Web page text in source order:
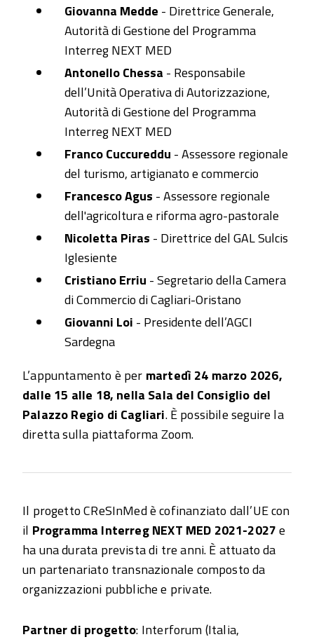
Giovanna Medde - Direttrice Generale,
Autorità di Gestione del Programma
Interreg NEXT MED
Antonello Chessa - Responsabile
dell’Unità Operativa di Autorizzazione,
Autorità di Gestione del Programma
Interreg NEXT MED
Franco Cuccureddu - Assessore regionale
del turismo, artigianato e commercio
Francesco Agus - Assessore regionale
dell'agricoltura e riforma agro-pastorale
Nicoletta Piras - Direttrice del GAL Sulcis
Iglesiente
Cristiano Erriu - Segretario della Camera
di Commercio di Cagliari-Oristano
Giovanni Loi - Presidente dell’AGCI
Sardegna
L’appuntamento è per martedì 24 marzo 2026,
dalle 15 alle 18, nella Sala del Consiglio del
Palazzo Regio di Cagliari. È possibile seguire la
diretta sulla piattaforma Zoom.
Il progetto CReSInMed è cofinanziato dall’UE con
il Programma Interreg NEXT MED 2021-2027e
ha una durata prevista di tre anni. È attuato da
un partenariato transnazionale composto da
organizzazioni pubbliche e private.
Partner di progetto: Interforum (Italia,